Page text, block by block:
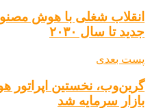
جدید تا سال ۲۰۳۰
پست بعدی
گرین‌وب، نخستین اپراتور
بازار سرمایه شد